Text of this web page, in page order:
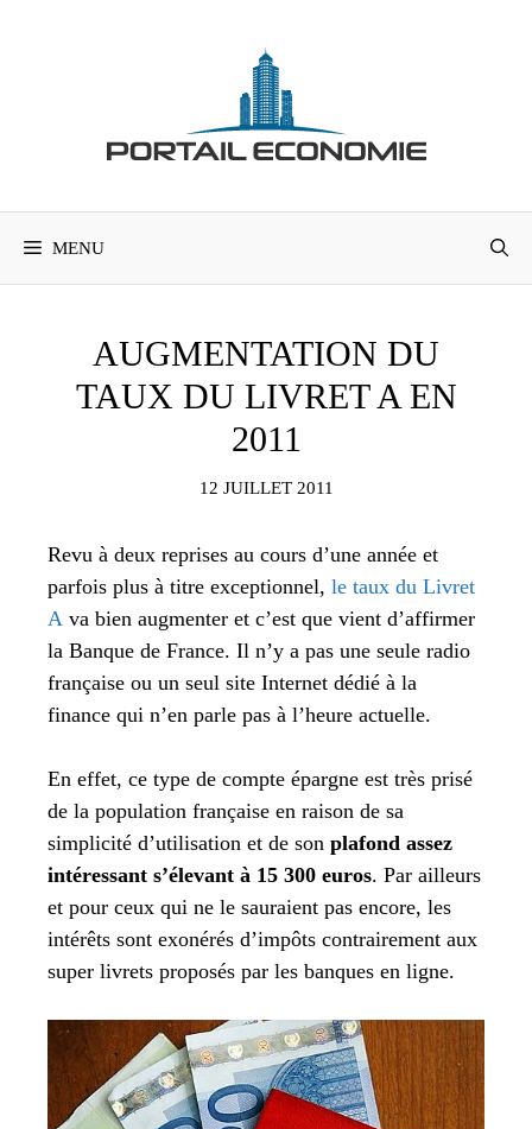
MENU
AUGMENTATION DU
TAUX DU LIVRET A EN
2011
12 JUILLET 2011
Revu à deux reprises au cours d’une année et
parfois plus à titre exceptionnel, le taux du Livret
A va bien augmenter et c’est que vient d’affirmer
la Banque de France. Il n’y a pas une seule radio
française ou un seul site Internet dédié à la
finance qui n’en parle pas à l’heure actuelle.
En effet, ce type de compte épargne est très prisé
de la population française en raison de sa
simplicité d’utilisation et de son plafond assez
intéressant s’élevant à 15 300 euros. Par ailleurs
et pour ceux qui ne le sauraient pas encore, les
intérêts sont exonérés d’impôts contrairement aux
super livrets proposés par les banques en ligne.